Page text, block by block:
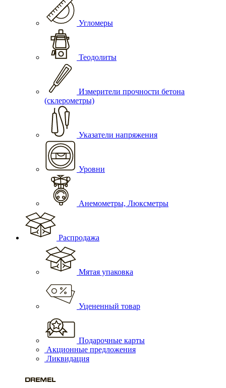
Угломеры
Теодолиты
Измерители прочности бетона
(склерометры)
Указатели напряжения
Уровни
Анемометры, Люксметры
Распродажа
Мятая упаковка
Уцененный товар
Подарочные карты
Акционные предложения
Ликвидация